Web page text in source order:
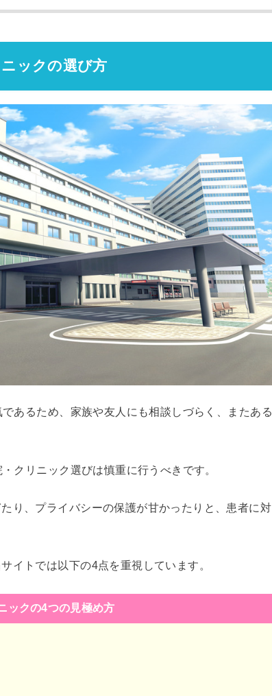
ックの選び方
あるため、家族や友人にも相談しづらく、またある
クリニック選びは慎重に行うべきです。
り、プライバシーの保護が甘かったりと、患者に対
イトでは以下の4点を重視しています。
ックの4つの見極め方